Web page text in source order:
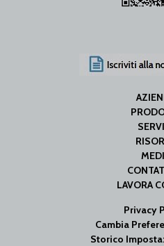
LAVORA
Privacy
Cambia
Storico